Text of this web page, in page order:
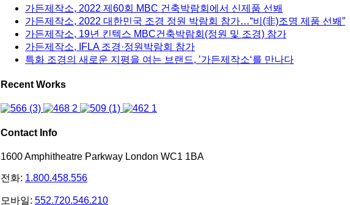
가든제작소, 2022 제60회 MBC 건축박람회에서 신제품 선봬
가든제작소, 2022 대한민국 조경 정원 박람회 참가…“비(非)조명 제품 선봬”
가든제작소, 19년 킨텍스 MBC건축박람회(정원 및 조경) 참가
가든제작소, IFLA 조경·정원박람회 참가
특화 조경의 새로운 지평을 여는 브랜드, ’가든제작소‘를 만나다
Recent Works
Contact Info
1600 Amphitheatre Parkway London WC1 1BA
전화: 1.800.458.556
모바일: 552.720.546.210